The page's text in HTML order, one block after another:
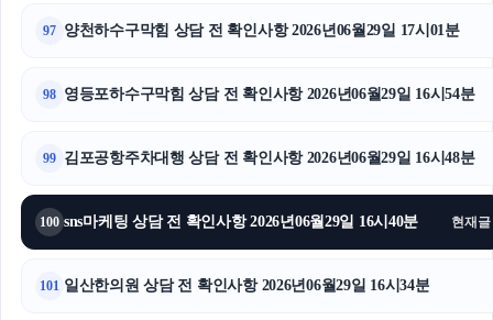
97 양천하수구막힘 상담 전 확인사항 2026년06월29일 17시01분
98 영등포하수구막힘 상담 전 확인사항 2026년06월29일 16시54분
99 김포공항주차대행 상담 전 확인사항 2026년06월29일 16시48분
100 sns마케팅 상담 전 확인사항 2026년06월29일 16시40분 현재글
101 일산한의원 상담 전 확인사항 2026년06월29일 16시34분